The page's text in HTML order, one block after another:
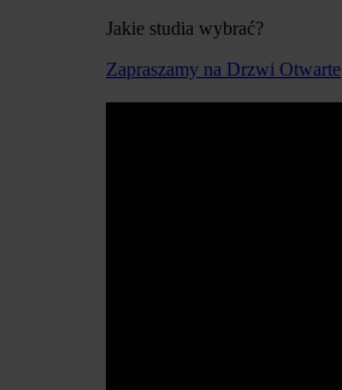
Jakie studia wybrać?
Zapraszamy na Drzwi Otwarte